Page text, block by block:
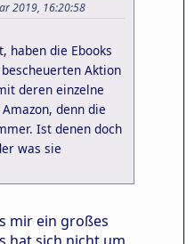
2019, 16:20:58
haben die Ebooks
Aktion
deren einzelne
denn die
Ist denen doch
was sie
mir ein großes